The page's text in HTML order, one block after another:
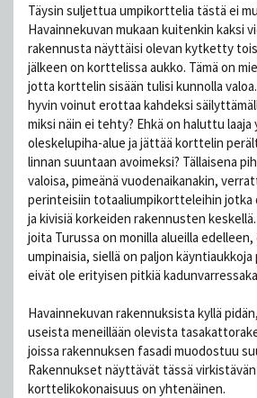
Täysin suljettua umpikorttelia tästä ei
Havainnekuvan mukaan kuitenkin kaksi
rakennusta näyttäisi olevan kytketty
jälkeen on korttelissa aukko. Tämä on
jotta korttelin sisään tulisi kunnolla
hyvin voinut erottaa kahdeksi
miksi näin ei tehty? Ehkä on haluttu
oleskelupiha-alue ja jättää korttelin
linnan suuntaan avoimeksi? Tällaisena
valoisa, pimeänä vuodenaikanakin,
perinteisiin totaaliumpikortteleihin jotka
ja kivisiä korkeiden rakennusten
joita Turussa on monilla alueilla
umpinaisia, siellä on paljon
eivät ole erityisen pitkiä
Havainnekuvan rakennuksista kyllä
useista meneillään olevista
joissa rakennuksen fasadi muodostuu
Rakennukset näyttävät tässä
korttelikokonaisuus on yhtenäinen.